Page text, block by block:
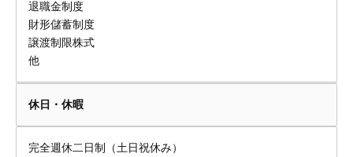
退職金制度
財形儲蓄制度
譲渡制限株式
他
休日・休暇
完全週休二日制（土日祝休み）